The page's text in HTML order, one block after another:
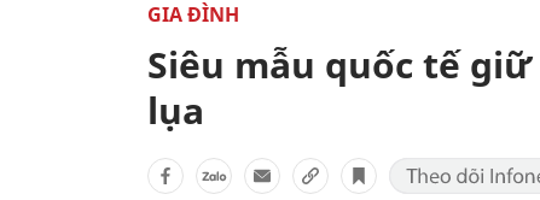
GIA ĐÌNH
Siêu mẫu quốc tế
lụa